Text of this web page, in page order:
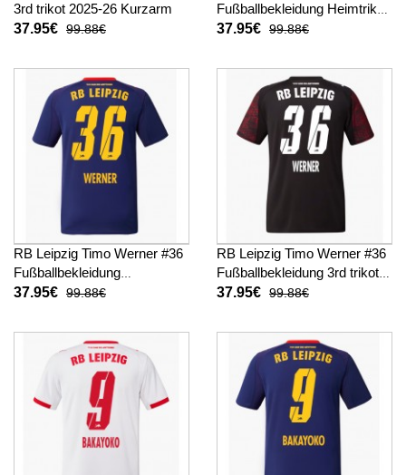
3rd trikot 2025-26 Kurzarm
37.95€ 99.88€
Fußballbekleidung Heimtrikot
2025-26 Kurzarm
37.95€ 99.88€
RB Leipzig Timo Werner #36
Fußballbekleidung
Auswärtstrikot 2025-26
37.95€ 99.88€
RB Leipzig Timo Werner #36
Fußballbekleidung 3rd trikot
2025-26 Kurzarm
37.95€ 99.88€